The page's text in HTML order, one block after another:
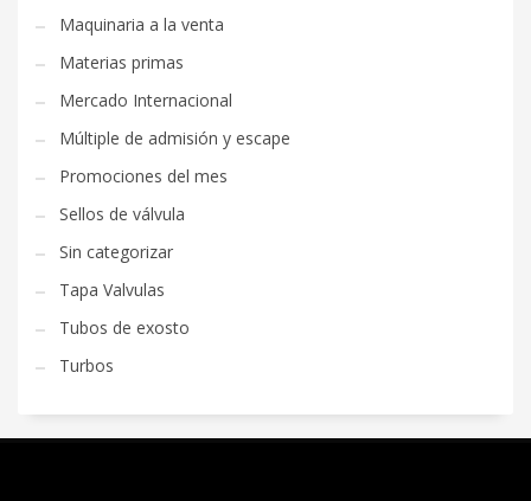
Maquinaria a la venta
Materias primas
Mercado Internacional
Múltiple de admisión y escape
Promociones del mes
Sellos de válvula
Sin categorizar
Tapa Valvulas
Tubos de exosto
Turbos